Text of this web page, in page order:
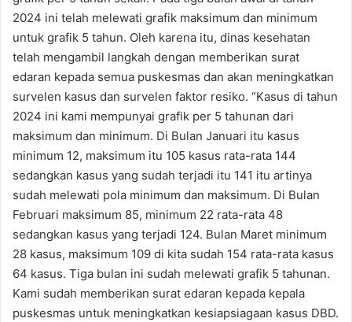
2024 ini telah melewati grafik maksimum dan minimum
untuk grafik 5 tahun. Oleh karena itu, dinas kesehatan
telah mengambil langkah dengan memberikan surat
edaran kepada semua puskesmas dan akan meningkatkan
survelen kasus dan survelen faktor resiko. “Kasus di tahun
2024 ini kami mempunyai grafik per 5 tahunan dari
maksimum dan minimum. Di Bulan Januari itu kasus
minimum 12, maksimum itu 105 kasus rata-rata 144
sedangkan kasus yang sudah terjadi itu 141 itu artinya
sudah melewati pola minimum dan maksimum. Di Bulan
Februari maksimum 85, minimum 22 rata-rata 48
sedangkan kasus yang terjadi 124. Bulan Maret minimum
28 kasus, maksimum 109 di kita sudah 154 rata-rata kasus
64 kasus. Tiga bulan ini sudah melewati grafik 5 tahunan.
Kami sudah memberikan surat edaran kepada kepala
puskesmas untuk meningkatkan kesiapsiagaan kasus DBD.